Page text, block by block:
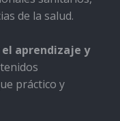
de la salud.
aprendizaje y
práctico y